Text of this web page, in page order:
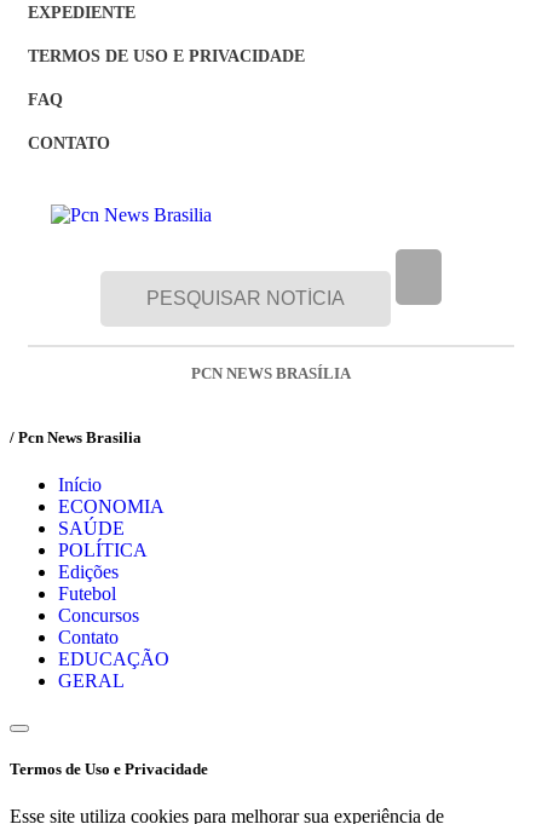
EXPEDIENTE
TERMOS DE USO E PRIVACIDADE
FAQ
CONTATO
PCN NEWS BRASÍLIA
/ Pcn News Brasilia
Início
ECONOMIA
SAÚDE
POLÍTICA
Edições
Futebol
Concursos
Contato
EDUCAÇÃO
GERAL
Termos de Uso e Privacidade
Esse site utiliza cookies para melhorar sua experiência de